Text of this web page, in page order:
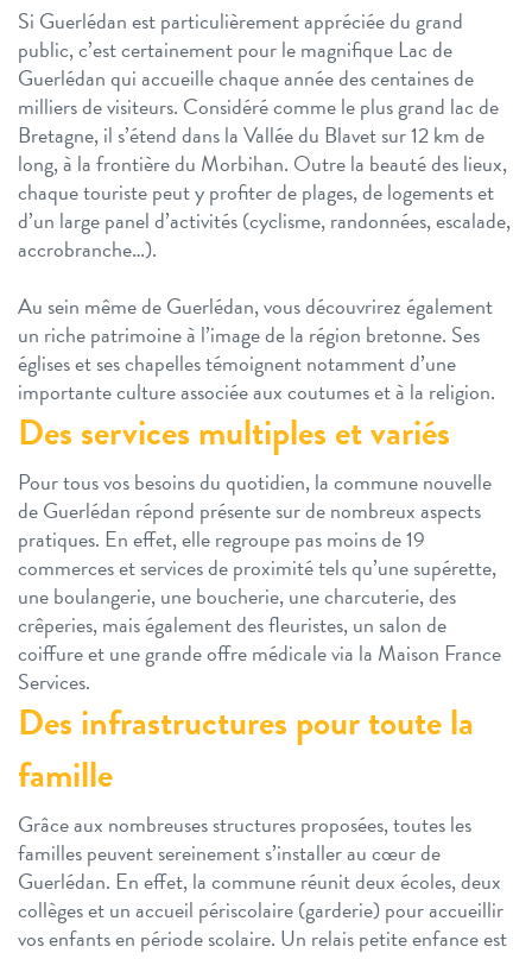
Si Guerlédan est particulièrement appréciée du grand
public, c’est certainement pour le magnifique Lac de
Guerlédan qui accueille chaque année des centaines de
milliers de visiteurs. Considéré comme le plus grand lac de
Bretagne, il s’étend dans la Vallée du Blavet sur 12 km de
long, à la frontière du Morbihan. Outre la beauté des lieux,
chaque touriste peut y profiter de plages, de logements et
d’un large panel d’activités (cyclisme, randonnées, escalade,
accrobranche…).
Au sein même de Guerlédan, vous découvrirez également
un riche patrimoine à l’image de la région bretonne. Ses
églises et ses chapelles témoignent notamment d’une
importante culture associée aux coutumes et à la religion.
Des services multiples et variés
Pour tous vos besoins du quotidien, la commune nouvelle
de Guerlédan répond présente sur de nombreux aspects
pratiques. En effet, elle regroupe pas moins de 19
commerces et services de proximité tels qu’une supérette,
une boulangerie, une boucherie, une charcuterie, des
crêperies, mais également des fleuristes, un salon de
coiffure et une grande offre médicale via la Maison France
Services.
Des infrastructures pour toute la
famille
Grâce aux nombreuses structures proposées, toutes les
familles peuvent sereinement s’installer au cœur de
Guerlédan. En effet, la commune réunit deux écoles, deux
collèges et un accueil périscolaire (garderie) pour accueillir
vos enfants en période scolaire. Un relais petite enfance est